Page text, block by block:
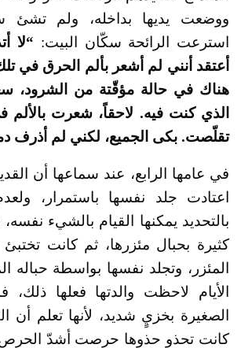
ووضعت يديها بداخله، ولم تشئ
استرعت الرائحة سكّان البيت: “لا
أعتقد أنني لم أشعر بألم الحرق في
هناك في حالة مؤقّتة من الشرود،
الذي كنت فيه. لاحقاً، شعرت بالألم
تقلّصت. بكى الجميع، لكني لم أذرف
في عامها الرابع، عند سماعها أن
اعتادت جلد نفسها باستمرار،
بالتحديد يمكنها القيام بالشيء
كثيرة بحبال مئزرها، ثم كانت
المئزر، وتجلد نفسها بواسطة حباله
الأيام لاحظت والدتها فعلها ذلك،
الصغيرة بخزيٍ شديد، لأنها تعلم أن
كانت تحذو حذوها حرصت أشدّ